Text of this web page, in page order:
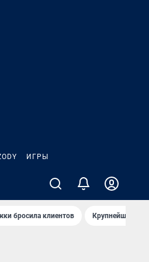
ИГРЫ
бросила клиентов Крупнейшие